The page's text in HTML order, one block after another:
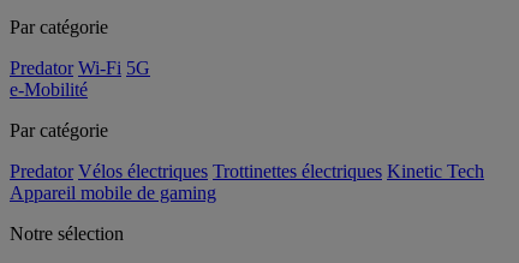
Par catégorie
Predator Wi-Fi 5G
e-Mobilité
Par catégorie
Predator Vélos électriques Trottinettes électriques Kinetic Tech
Appareil mobile de gaming
Notre sélection